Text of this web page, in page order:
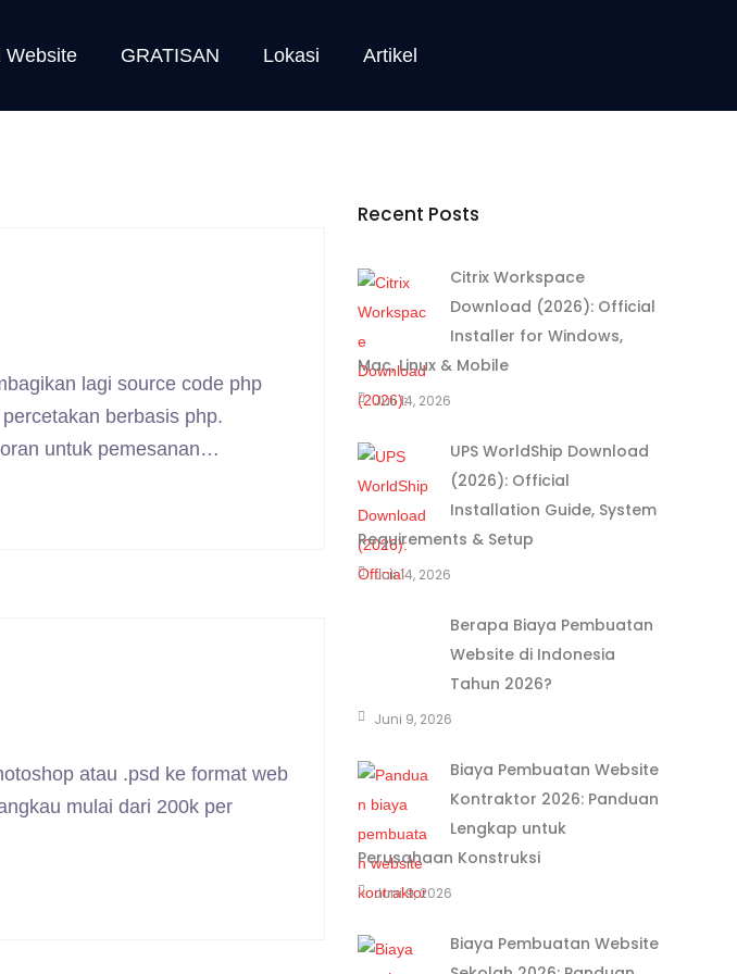
Website GRATISAN Lokasi Artikel
lagi source code php
berbasis php.
untuk pemesanan…
atau .psd ke format web
mulai dari 200k per
Recent Posts
Citrix Workspace
Download (2026): Official
Installer for Windows,
Mac, Linux & Mobile
Juli 14, 2026
UPS WorldShip Download
(2026): Official
Installation Guide, System
Requirements & Setup
Juli 14, 2026
Berapa Biaya Pembuatan
Website di Indonesia
Tahun 2026?
Juni 9, 2026
Biaya Pembuatan Website
Kontraktor 2026: Panduan
Lengkap untuk
Perusahaan Konstruksi
Juni 9, 2026
Biaya Pembuatan Website